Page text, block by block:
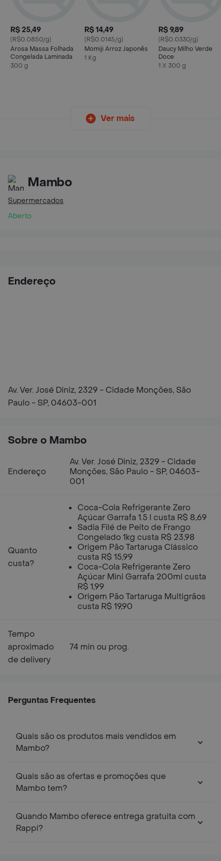
R$ 25,49
(R$0.0850/g)
Arosa Massa Folhada
Congelada Laminada
300 g
R$ 14,49
(R$0.0145/g)
Momiji Arroz Japonês
1 Kg
R$ 9,89
(R$0.0330/g)
Daucy Milho Verde
Doce
1 X 300 g
Ver mais
Mambo
Supermercados
Aberto
Endereço
Av. Ver. José Diniz, 2329 - Cidade Monções, São
Paulo - SP, 04603-001
Sobre o Mambo
Endereço
Av. Ver. José Diniz, 2329 - Cidade
Monções, São Paulo - SP, 04603-
001
Quanto
custa?
Coca-Cola Refrigerante Zero
Açúcar Garrafa 1.5 l custa R$ 8,69
Sadia Filé de Peito de Frango
Congelado 1kg custa R$ 23,98
Origem Pão Tartaruga Clássico
custa R$ 15,99
Coca-Cola Refrigerante Zero
Açúcar Mini Garrafa 200ml custa
R$ 1,99
Origem Pão Tartaruga Multigrãos
custa R$ 19,90
Tempo
aproximado
de delivery
74 min ou prog.
Perguntas Frequentes
Quais são os produtos mais vendidos em
Mambo?
Quais são as ofertas e promoções que
Mambo tem?
Quando Mambo oferece entrega gratuita com
Rappi?